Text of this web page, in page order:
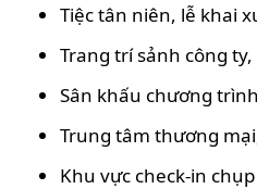
Tiệc tân niên, lễ khai
Trang trí sảnh công
Sân khấu chương
Trung tâm thương
Khu vực check-in